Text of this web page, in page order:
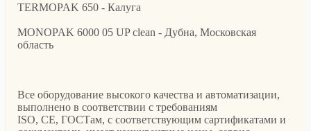
TERMOPAK 650 - Калуга
MONOPAK 6000 05 UP clean - Дубна, Московская
область
Все оборудование высокого качества и автоматизации,
выполнено в соответствии с требованиям
ISO, CE, ГОСТам, с соответствующим сартификатами и